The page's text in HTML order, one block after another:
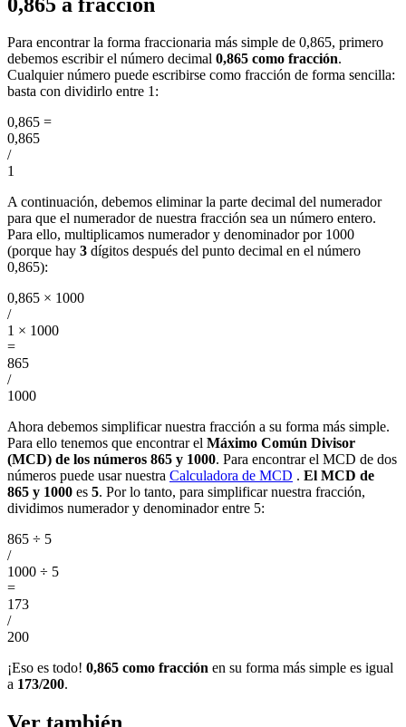
Para encontrar la forma fraccionaria más simple de 0,865, primero
debemos escribir el número decimal 0,865 como fracción.
Cualquier número puede escribirse como fracción de forma sencilla:
basta con dividirlo entre 1:
0,865 =
0,865
/
1
A continuación, debemos eliminar la parte decimal del numerador
para que el numerador de nuestra fracción sea un número entero.
Para ello, multiplicamos numerador y denominador por 1000
(porque hay 3 dígitos después del punto decimal en el número
0,865):
0,865 × 1000
/
1 × 1000
=
865
/
1000
Ahora debemos simplificar nuestra fracción a su forma más simple.
Para ello tenemos que encontrar el Máximo Común Divisor
(MCD) de los números 865 y 1000. Para encontrar el MCD de dos
números puede usar nuestra Calculadora de MCD . El MCD de
865 y 1000 es 5. Por lo tanto, para simplificar nuestra fracción,
dividimos numerador y denominador entre 5:
865 ÷ 5
/
1000 ÷ 5
=
173
/
200
¡Eso es todo! 0,865 como fracción en su forma más simple es igual
a 173/200.